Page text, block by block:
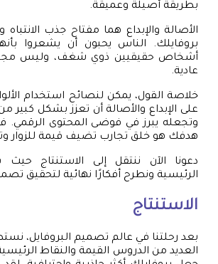
بطريقة أصيلة وعميقة.
الأصالة والإبداع هما مفتاح جذب
بروفايلك. الناس يحبون أن يشعروا
أشخاص حقيقيين ذوي شغف، وليس مجرد
عادية.
خلاصة القول، يمكن لنصائح استخدام
على الإبداع والأصالة أن تعزز بشكل كبير
وتجعله يبرز في فوضى المحتوى الرقمي.
هدفك هو خلق تجارب تضيف قيمة للزوار
دعونا الآن ننتقل إلى الاستنتاج
الرئيسية ونطرح أفكارًا نهائية لتحقيق
الاستنتاج
بعد رحلتنا في عالم تصميم البروفايل،
العديد من الدروس القيمة والنقاط